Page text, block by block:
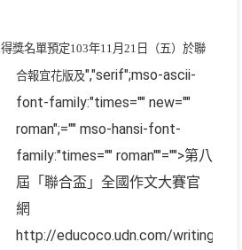
得獎名單預定103年11 月 21 日（五）於聯
合報宜花版及","serif";mso-ascii-
font-family:"times="" new=""
roman";="" mso-hansi-font-
family:"times="" roman""="">第八
屆「聯合盃」全國作文大賽官
網
http://educoco.udn.com/